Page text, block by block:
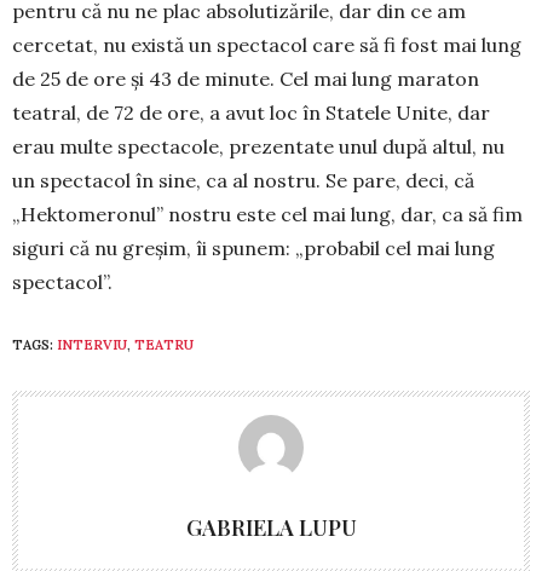
pentru că nu ne plac absolu­ti­zările, dar din ce am
cercetat, nu există un spec­tacol care să fi fost mai lung
de 25 de ore și 43 de minute. Cel mai lung maraton
teatral, de 72 de ore, a avut loc în Statele Unite, dar
erau multe spectacole, prezentate unul după altul, nu
un spectacol în sine, ca al nostru. Se pare, deci, că
„Hek­­tomeronul” nos­tru este cel mai lung, dar, ca să fim
siguri că nu greșim, îi spunem: „probabil cel mai lung
spec­tacol”.
TAGS: INTERVIU, TEATRU
GABRIELA LUPU